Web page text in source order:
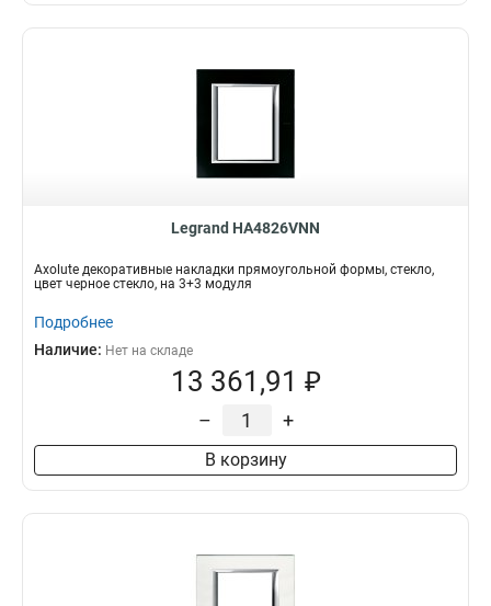
Legrand HA4826VNN
Axolute декоративные накладки прямоугольной формы, стекло,
цвет черное стекло, на 3+3 модуля
Подробнее
Наличие: Нет на складе
13 361,91 ₽
– +
В корзину